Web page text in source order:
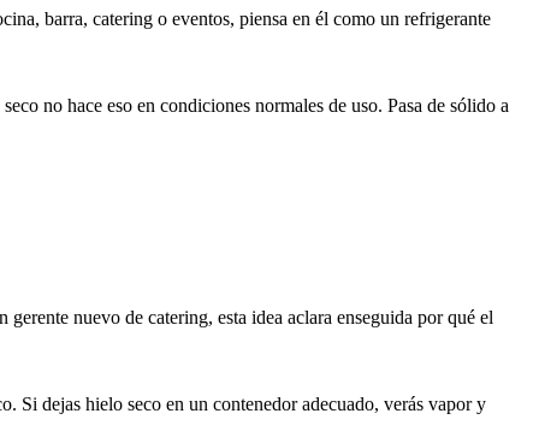
barra, catering o eventos, piensa en él como un refrigerante
no hace eso en condiciones normales de uso. Pasa de sólido a
nuevo de catering, esta idea aclara enseguida por qué el
Si dejas hielo seco en un contenedor adecuado, verás vapor y